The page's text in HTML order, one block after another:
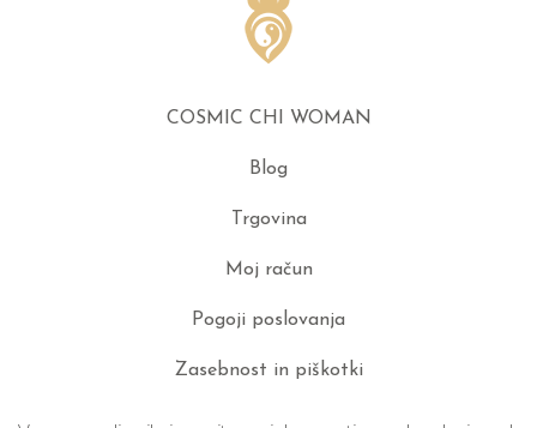
COSMIC CHI WOMAN
Blog
Trgovina
Moj račun
Pogoji poslovanja
Zasebnost in piškotki